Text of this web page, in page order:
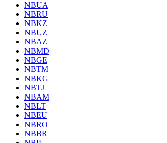
NBUA
NBRU
NBKZ
NBUZ
NBAZ
NBMD
NBGE
NBTM
NBKG
NBTJ
NBAM
NBLT
NBEU
NBRO
NBBR